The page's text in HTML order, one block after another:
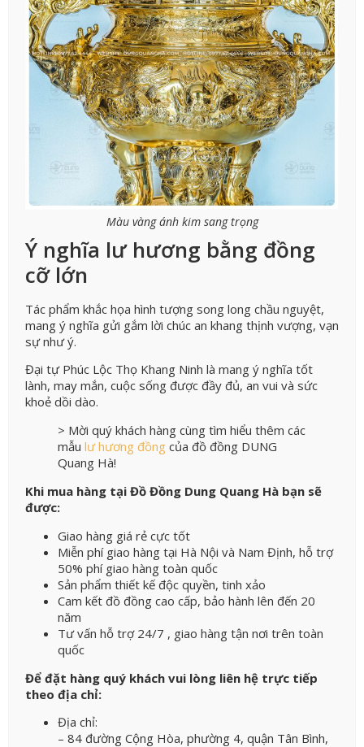
Màu vàng ánh kim sang trọng
Ý nghĩa lư hương bằng đồng
cỡ lớn
Tác phẩm khắc họa hình tượng song long chầu nguyệt,
mang ý nghĩa gửi gắm lời chúc an khang thịnh vượng, vạn
sự như ý.
Đại tự Phúc Lộc Thọ Khang Ninh là mang ý nghĩa tốt
lành, may mắn, cuộc sống được đầy đủ, an vui và sức
khoẻ dồi dào.
> Mời quý khách hàng cùng tìm hiểu thêm các
mẫu lư hương đồng của đồ đồng DUNG
Quang Hà!
Khi mua hàng tại Đồ Đồng Dung Quang Hà bạn sẽ
được:
Giao hàng giá rẻ cực tốt
Miễn phí giao hàng tại Hà Nội và Nam Định, hỗ trợ
50% phí giao hàng toàn quốc
Sản phẩm thiết kế độc quyền, tinh xảo
Cam kết đồ đồng cao cấp, bảo hành lên đến 20
năm
Tư vấn hỗ trợ 24/7 , giao hàng tận nơi trên toàn
quốc
Để đặt hàng quý khách vui lòng liên hệ trực tiếp
theo địa chỉ:
Địa chỉ:
– 84 đường Cộng Hòa, phường 4, quận Tân Bình,